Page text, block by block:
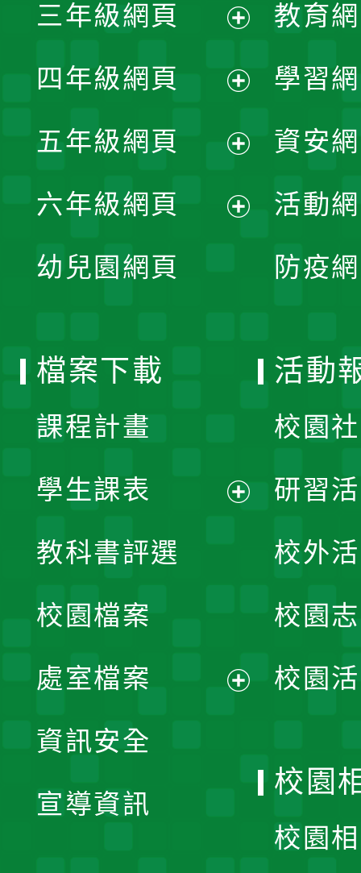
選
單
開
選
單
三年級網頁
開
選
單
四年級網頁
開
選
五年級網頁
開
六年級網頁
幼兒園網頁
教育
學習
資安
活動
防疫
檔案下載
課程計畫
學生課表
單
教科書評選
校園檔案
處室檔案
資訊安全
宣導資訊
活動
校園
研習
校外
校園
校園
校園
校園